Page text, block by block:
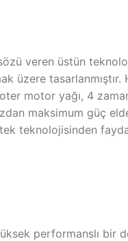
veren üstün
üzere tasarlanmıştır.
motor yağı, 4
maksimum güç
teknolojisinden
performanslı bir